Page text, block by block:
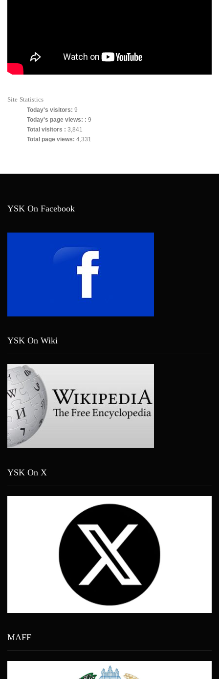
Site Statistics
Today's visitors: 9
Today's page views: : 9
Total visitors : 3,841
Total page views: 4,331
YSK On Facebook
YSK On Wiki
YSK On X
MAFF